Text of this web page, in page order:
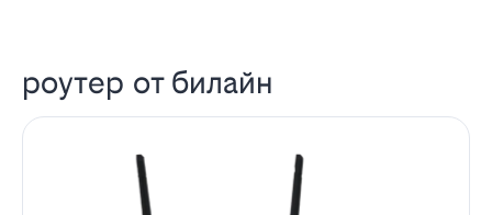
роутер от билайн